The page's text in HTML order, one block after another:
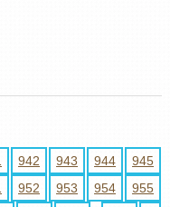
942 943 944
945
952 953 954
955